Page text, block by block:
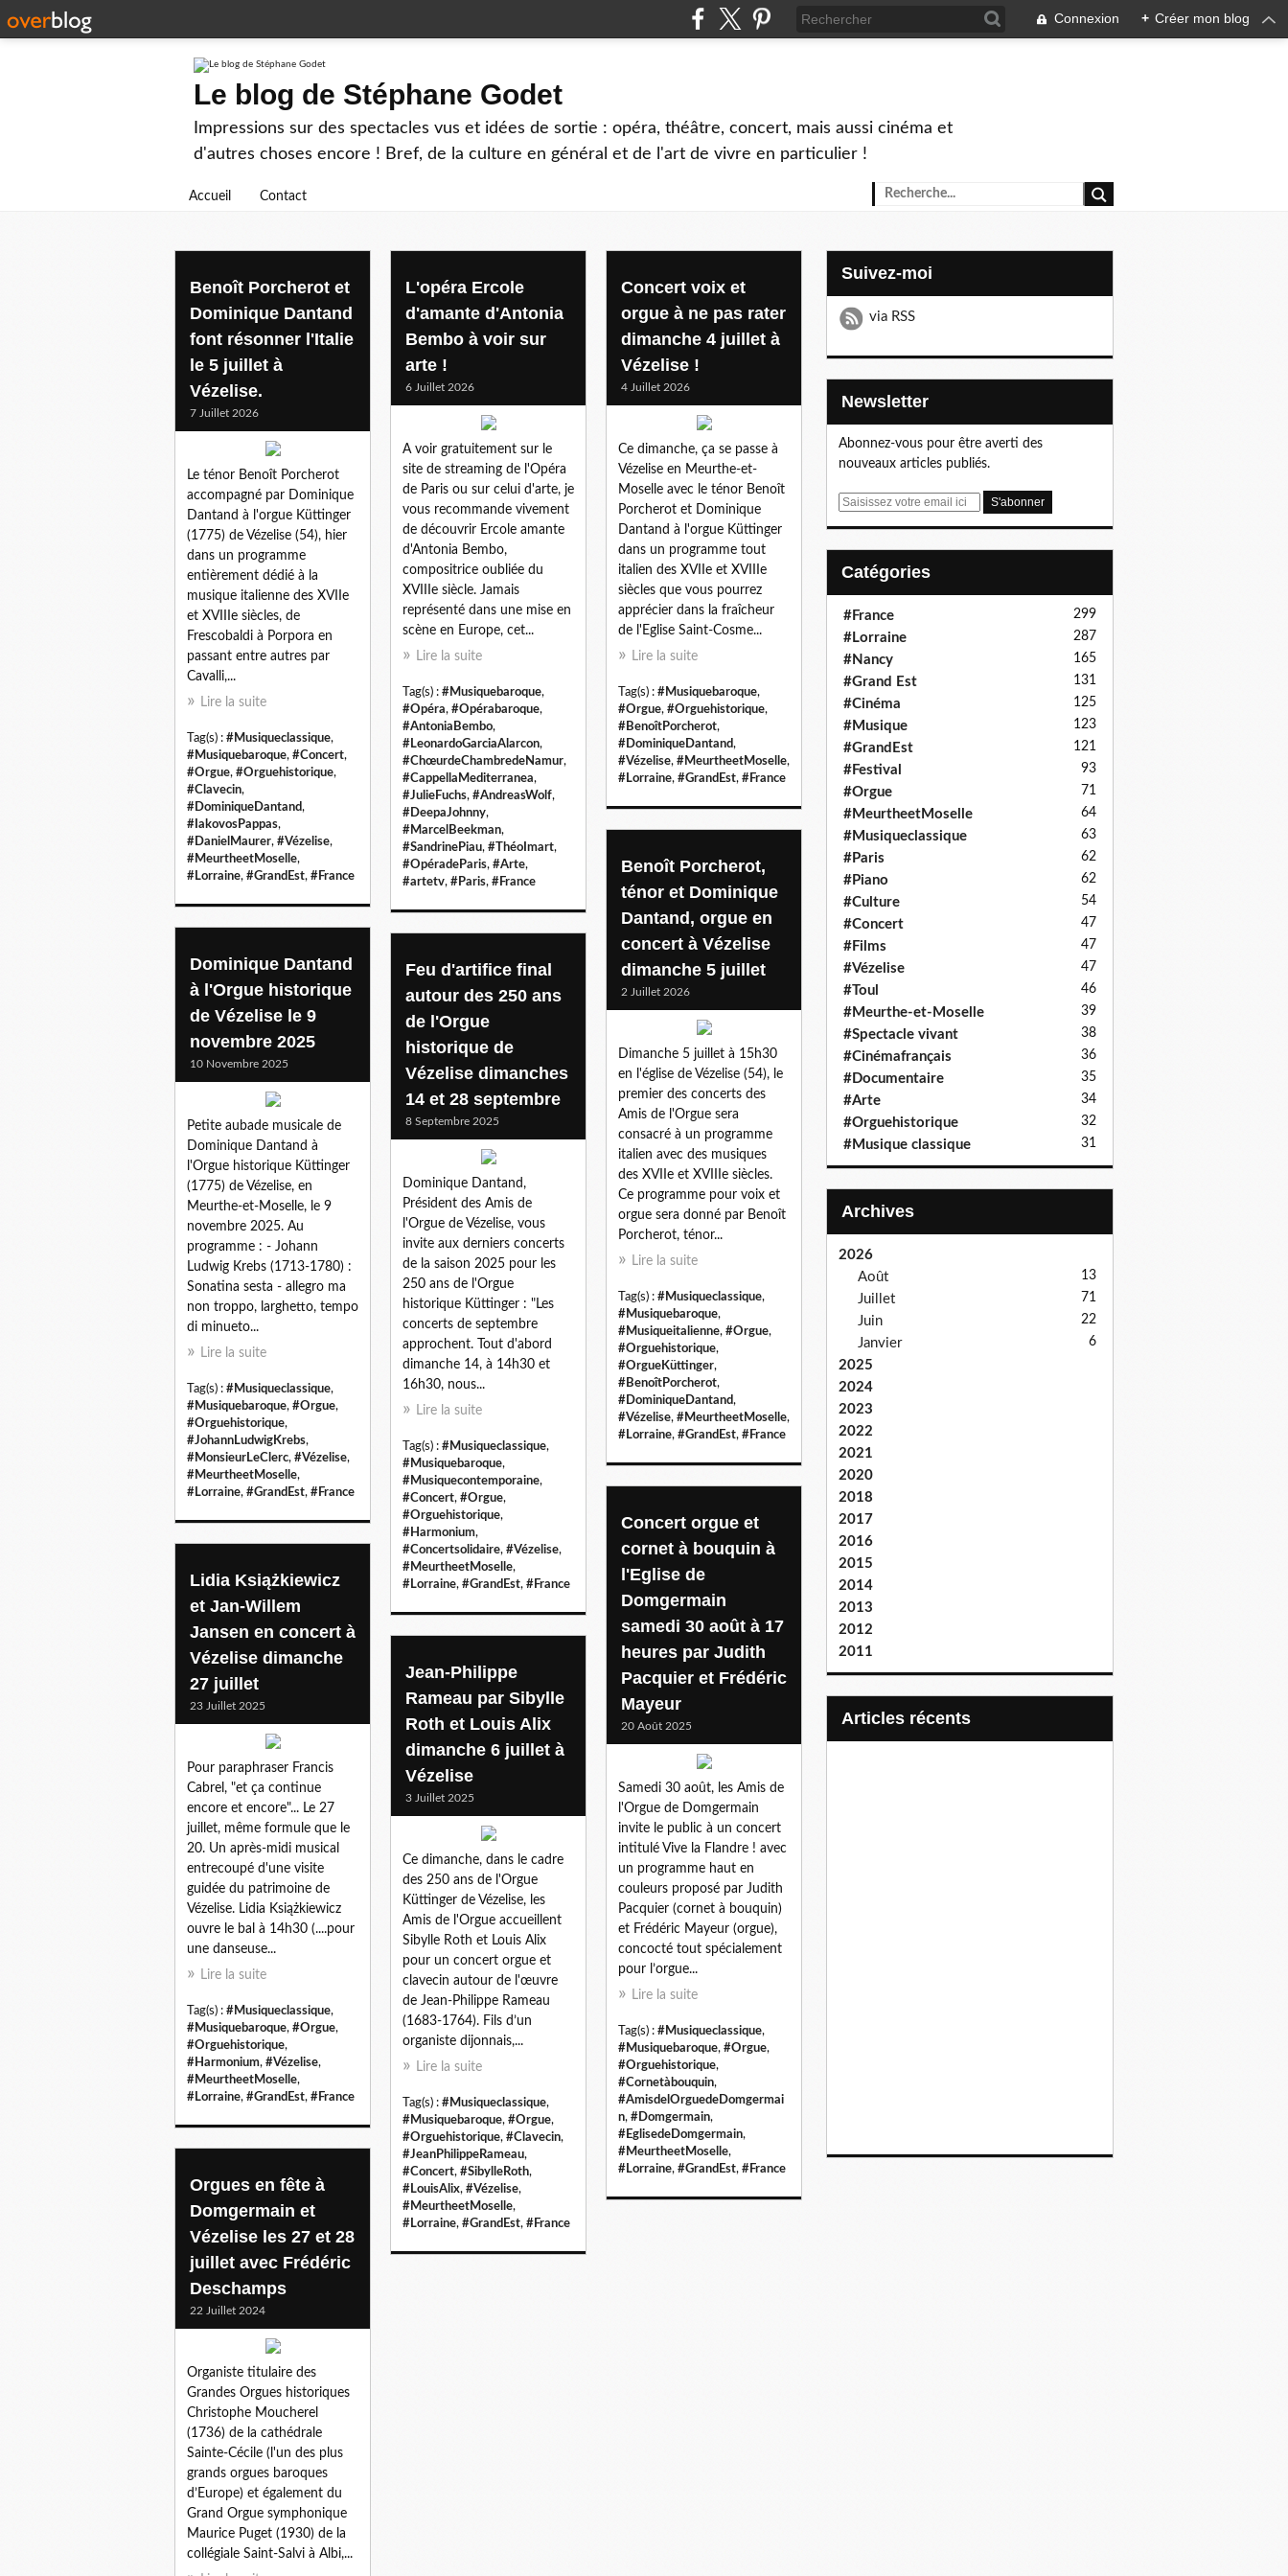
Connexion + Créer mon blog
Le blog de Stéphane Godet
Impressions sur des spectacles vus et idées de sortie : opéra, théâtre, concert, mais aussi cinéma et
d'autres choses encore ! Bref, de la culture en général et de l'art de vivre en particulier !
Accueil Contact
musiquebaroque
Benoît Porcherot et
Dominique Dantand
font résonner l'Italie
le 5 juillet à
Vézelise.
7 Juillet 2026
Le ténor Benoît Porcherot
accompagné par Dominique
Dantand à l'orgue Küttinger
(1775) de Vézelise (54), hier
dans un programme
entièrement dédié à la
musique italienne des XVIIe
et XVIIIe siècles, de
Frescobaldi à Porpora en
passant entre autres par
Cavalli,...
Lire la suite
Tag(s) : #Musiqueclassique,
#Musiquebaroque, #Concert,
#Orgue, #Orguehistorique,
#Clavecin,
#DominiqueDantand,
#IakovosPappas,
#DanielMaurer, #Vézelise,
#MeurtheetMoselle,
#Lorraine, #GrandEst, #France
L'opéra Ercole
d'amante d'Antonia
Bembo à voir sur
arte !
6 Juillet 2026
A voir gratuitement sur le
site de streaming de l'Opéra
de Paris ou sur celui d'arte, je
vous recommande vivement
de découvrir Ercole amante
d'Antonia Bembo,
compositrice oubliée du
XVIIIe siècle. Jamais
représenté dans une mise en
scène en Europe, cet...
Lire la suite
Tag(s) : #Musiquebaroque,
#Opéra, #Opérabaroque,
#AntoniaBembo,
#LeonardoGarciaAlarcon,
#ChœurdeChambredeNamur,
#CappellaMediterranea,
#JulieFuchs, #AndreasWolf,
#DeepaJohnny,
#MarcelBeekman,
#SandrinePiau, #ThéoImart,
#OpéradeParis, #Arte,
#artetv, #Paris, #France
Concert voix et
orgue à ne pas rater
dimanche 4 juillet à
Vézelise !
4 Juillet 2026
Ce dimanche, ça se passe à
Vézelise en Meurthe-et-
Moselle avec le ténor Benoît
Porcherot et Dominique
Dantand à l'orgue Küttinger
dans un programme tout
italien des XVIIe et XVIIIe
siècles que vous pourrez
apprécier dans la fraîcheur
de l'Eglise Saint-Cosme...
Lire la suite
Tag(s) : #Musiquebaroque,
#Orgue, #Orguehistorique,
#BenoîtPorcherot,
#DominiqueDantand,
#Vézelise, #MeurtheetMoselle,
#Lorraine, #GrandEst, #France
Benoît Porcherot,
ténor et Dominique
Dantand, orgue en
concert à Vézelise
dimanche 5 juillet
2 Juillet 2026
Dimanche 5 juillet à 15h30
en l'église de Vézelise (54), le
premier des concerts des
Amis de l'Orgue sera
consacré à un programme
italien avec des musiques
des XVIIe et XVIIIe siècles.
Ce programme pour voix et
orgue sera donné par Benoît
Porcherot, ténor...
Lire la suite
Tag(s) : #Musiqueclassique,
#Musiquebaroque,
#Musiqueitalienne, #Orgue,
#Orguehistorique,
#OrgueKüttinger,
#BenoîtPorcherot,
#DominiqueDantand,
#Vézelise, #MeurtheetMoselle,
#Lorraine, #GrandEst, #France
Dominique Dantand
à l'Orgue historique
de Vézelise le 9
novembre 2025
10 Novembre 2025
Petite aubade musicale de
Dominique Dantand à
l'Orgue historique Küttinger
(1775) de Vézelise, en
Meurthe-et-Moselle, le 9
novembre 2025. Au
programme : - Johann
Ludwig Krebs (1713-1780) :
Sonatina sesta - allegro ma
non troppo, larghetto, tempo
di minueto...
Lire la suite
Tag(s) : #Musiqueclassique,
#Musiquebaroque, #Orgue,
#Orguehistorique,
#JohannLudwigKrebs,
#MonsieurLeClerc, #Vézelise,
#MeurtheetMoselle,
#Lorraine, #GrandEst, #France
Feu d'artifice final
autour des 250 ans
de l'Orgue
historique de
Vézelise dimanches
14 et 28 septembre
8 Septembre 2025
Dominique Dantand,
Président des Amis de
l'Orgue de Vézelise, vous
invite aux derniers concerts
de la saison 2025 pour les
250 ans de l'Orgue
historique Küttinger : "Les
concerts de septembre
approchent. Tout d'abord
dimanche 14, à 14h30 et
16h30, nous...
Lire la suite
Tag(s) : #Musiqueclassique,
#Musiquebaroque,
#Musiquecontemporaine,
#Concert, #Orgue,
#Orguehistorique,
#Harmonium,
#Concertsolidaire, #Vézelise,
#MeurtheetMoselle,
#Lorraine, #GrandEst, #France
Concert orgue et
cornet à bouquin à
l'Eglise de
Domgermain
samedi 30 août à 17
heures par Judith
Pacquier et Frédéric
Mayeur
20 Août 2025
Samedi 30 août, les Amis de
l'Orgue de Domgermain
invite le public à un concert
intitulé Vive la Flandre ! avec
un programme haut en
couleurs proposé par Judith
Pacquier (cornet à bouquin)
et Frédéric Mayeur (orgue),
concocté tout spécialement
pour l’orgue...
Lire la suite
Tag(s) : #Musiqueclassique,
#Musiquebaroque, #Orgue,
#Orguehistorique,
#Cornetàbouquin,
#AmisdelOrguedeDomgermai
n, #Domgermain,
#EglisedeDomgermain,
#MeurtheetMoselle,
#Lorraine, #GrandEst, #France
Lidia Książkiewicz
et Jan-Willem
Jansen en concert à
Vézelise dimanche
27 juillet
23 Juillet 2025
Pour paraphraser Francis
Cabrel, "et ça continue
encore et encore"... Le 27
juillet, même formule que le
20. Un après-midi musical
entrecoupé d'une visite
guidée du patrimoine de
Vézelise. Lidia Książkiewicz
ouvre le bal à 14h30 (....pour
une danseuse...
Lire la suite
Tag(s) : #Musiqueclassique,
#Musiquebaroque, #Orgue,
#Orguehistorique,
#Harmonium, #Vézelise,
#MeurtheetMoselle,
#Lorraine, #GrandEst, #France
Jean-Philippe
Rameau par Sibylle
Roth et Louis Alix
dimanche 6 juillet à
Vézelise
3 Juillet 2025
Ce dimanche, dans le cadre
des 250 ans de l'Orgue
Küttinger de Vézelise, les
Amis de l'Orgue accueillent
Sibylle Roth et Louis Alix
pour un concert orgue et
clavecin autour de l'œuvre
de Jean-Philippe Rameau
(1683-1764). Fils d’un
organiste dijonnais,...
Lire la suite
Tag(s) : #Musiqueclassique,
#Musiquebaroque, #Orgue,
#Orguehistorique, #Clavecin,
#JeanPhilippeRameau,
#Concert, #SibylleRoth,
#LouisAlix, #Vézelise,
#MeurtheetMoselle,
#Lorraine, #GrandEst, #France
Orgues en fête à
Domgermain et
Vézelise les 27 et 28
juillet avec Frédéric
Deschamps
22 Juillet 2024
Organiste titulaire des
Grandes Orgues historiques
Christophe Moucherel
(1736) de la cathédrale
Sainte-Cécile (l'un des plus
grands orgues baroques
d’Europe) et également du
Grand Orgue symphonique
Maurice Puget (1930) de la
collégiale Saint-Salvi à Albi,...
Suivez-moi
via RSS
Newsletter
Abonnez-vous pour être averti des
nouveaux articles publiés.
E
Catégories
#France 299
#Lorraine 287
#Nancy 165
#Grand Est 131
#Cinéma 125
#Musique 123
#GrandEst 121
#Festival 93
#Orgue 71
#MeurtheetMoselle 64
#Musiqueclassique 63
#Paris 62
#Piano 62
#Culture 54
#Concert 47
#Films 47
#Vézelise 47
#Toul 46
#Meurthe-et-Moselle 39
#Spectacle vivant 38
#Cinémafrançais 36
#Documentaire 35
#Arte 34
#Orguehistorique 32
#Musique classique 31
Archives
2026
Août
13
Juillet 71
Juin 22
Janvier 6
2025
2024
2023
2022
2021
2020
2018
2017
2016
2015
2014
2013
2012
2011
articles récents